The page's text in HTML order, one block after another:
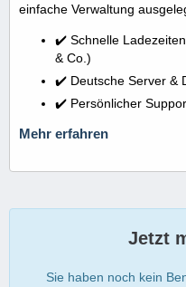
einfache Verwaltung
✔️ Schnelle
& Co.)
✔️ Deutsche Server &
✔️ Persönlicher
Mehr erfahren
Jetzt
Sie haben noch kein